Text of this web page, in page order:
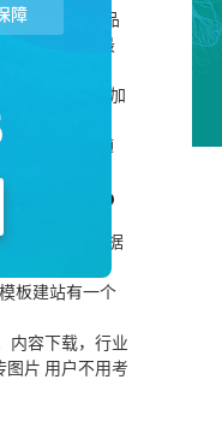
人员包括产品
制开发费用最
些创业团队也加
。
悉起来了，随
站吗?
，所有的数据
板建站有一个
内容下载，行业
片 用户不用考
障